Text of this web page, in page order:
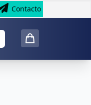
Contacto